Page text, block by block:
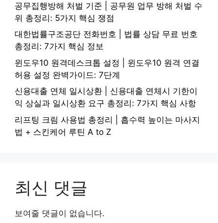
공무집행방해 처벌 기준 | 공무원 업무 방해 처벌 수
위 총정리: 5가지 핵심 쟁점
대한법률구조공단 전화번호 | 법률 상담 무료 번호
총정리: 7가지 핵심 정보
윈도우10 원격데스크톱 설정 | 윈도우10 원격 연결
허용 설정 완벽가이드: 7단계
신용대출 연체 일시상환 | 신용대출 연체시 기한이
익 상실과 일시상환 요구 총정리: 7가지 핵심 사항
리프팅 크림 사용법 총정리 | 흡수력 높이는 마사지
법 + 스킨케어 루틴 A to Z
최신 댓글
보여줄 댓글이 없습니다.